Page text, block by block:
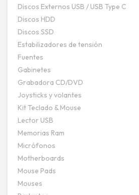
Discos Externos USB / USB Type C
Discos HDD
Discos SSD
Estabilizadores de tensión
Fuentes
Gabinetes
Grabadora CD/DVD
Joysticks y volantes
Kit Teclado & Mouse
Lector USB
Memorias Ram
Micrófonos
Motherboards
Mouse Pads
Mouses